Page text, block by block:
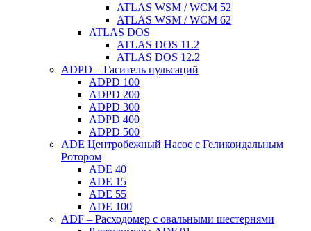
ATLAS WSM / WCM 52
ATLAS WSM / WCM 62
ATLAS DOS
ATLAS DOS 11.2
ATLAS DOS 12.2
ADPD – Гаситель пульсаций
ADPD 100
ADPD 200
ADPD 300
ADPD 400
ADPD 500
ADE Центробежный Насос с Геликоидальным
Ротором
ADE 40
ADE 15
ADE 55
ADE 100
ADF – Расходомер с овальными шестернями